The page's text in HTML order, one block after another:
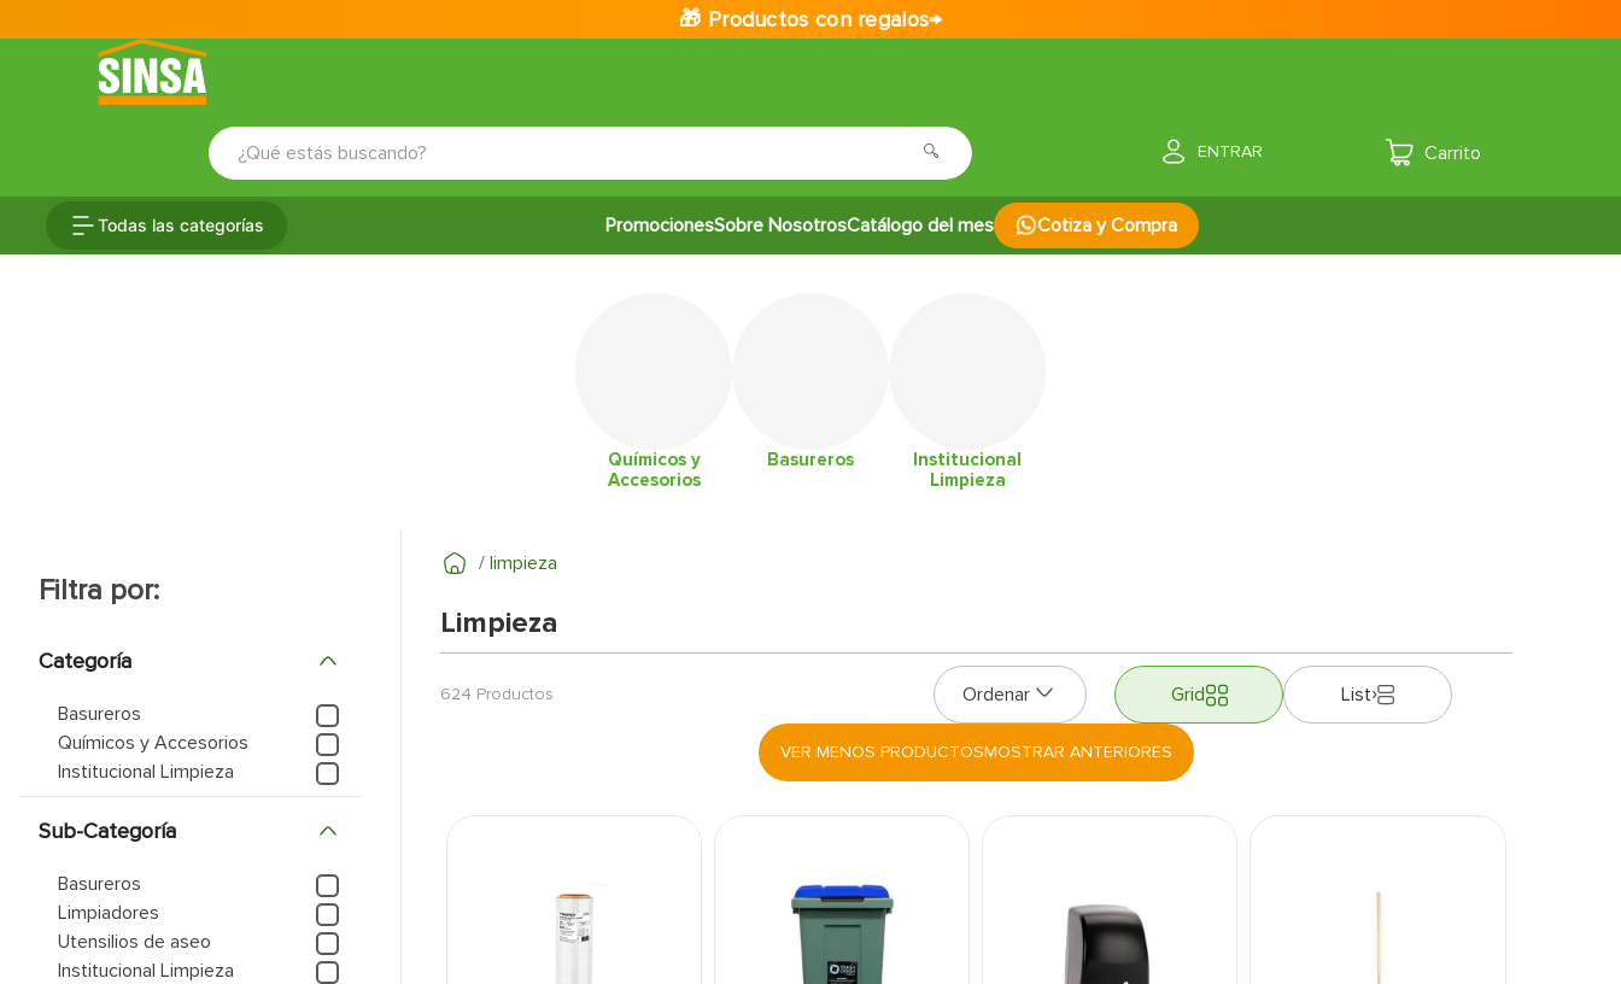
🎁 Productos con regalos→
¿Qué estás buscando?
ENTRAR
Todas las categorías PromocionesSobre NosotrosCatálogo del mes Cotiza y Compra
Químicos y
Accesorios
Basureros
Institucional
Limpieza
Categoría
Basureros
Químicos y Accesorios
Institucional Limpieza
Sub-Categoría
Basureros
Limpiadores
Utensilios de aseo
Institucional Limpieza
limpieza
Limpieza
624 Productos Grid List
MOSTRAR ANTERIORES